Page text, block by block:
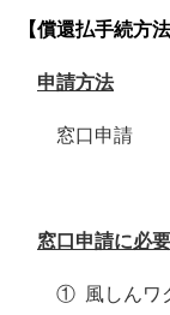
【償還払手続方法
申請方法
窓口申請 本
分庁舎
窓口申請に必
① 風しんワク